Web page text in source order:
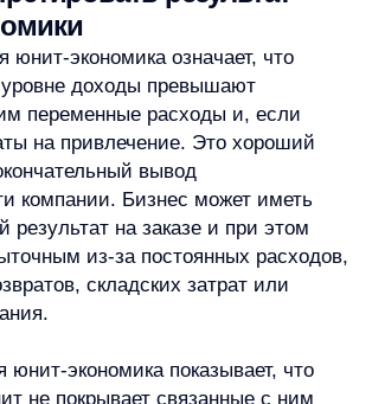
метода — зависимость
и корректности модели. Чем
тем осторожнее должен быть
связана с e-